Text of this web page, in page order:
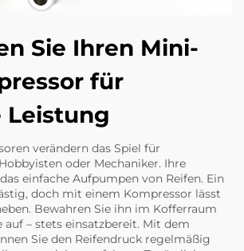
Sie Ihren Mini-
für
Leistung
verändern das Spiel für
oder Mechaniker. Ihre
einfache Aufpumpen von Reifen. Ein
doch mit einem Kompressor lässt
Bewahren Sie ihn im Kofferraum
auf – stets einsatzbereit. Mit dem
Sie den Reifendruck regelmäßig